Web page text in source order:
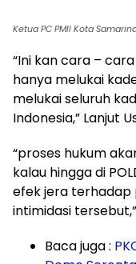
Ketua PC PMII Kota
“Ini kan cara –
hanya melukai
melukai seluruh
Indonesia,” Lanjut
“proses hukum
kalau hingga di
efek jera terhadap
intimidasi
Baca juga :